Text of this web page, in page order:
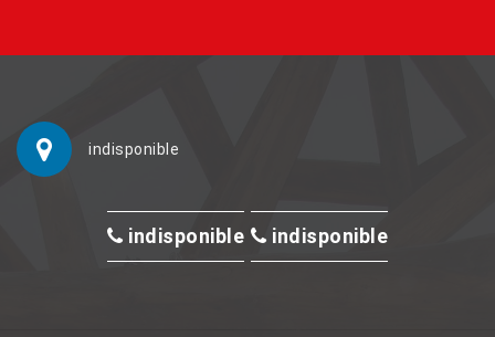
indisponible
indisponible indisponible